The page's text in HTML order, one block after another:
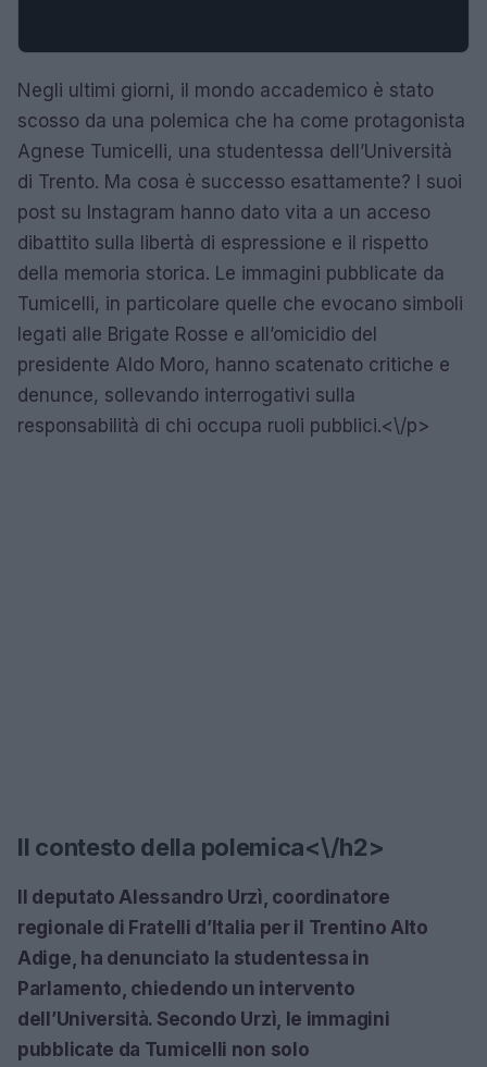
Negli ultimi giorni, il mondo accademico è stato
scosso da una polemica che ha come protagonista
Agnese Tumicelli, una studentessa dell’Università
di Trento. Ma cosa è successo esattamente? I suoi
post su Instagram hanno dato vita a un acceso
dibattito sulla libertà di espressione e il rispetto
della memoria storica. Le immagini pubblicate da
Tumicelli, in particolare quelle che evocano simboli
legati alle Brigate Rosse e all’omicidio del
presidente Aldo Moro, hanno scatenato critiche e
denunce, sollevando interrogativi sulla
responsabilità di chi occupa ruoli pubblici.<\/p>
Il contesto della polemica<\/h2>
Il deputato Alessandro Urzì, coordinatore
regionale di Fratelli d’Italia per il Trentino Alto
Adige, ha denunciato la studentessa in
Parlamento, chiedendo un intervento
dell’Università. Secondo Urzì, le immagini
pubblicate da Tumicelli non solo